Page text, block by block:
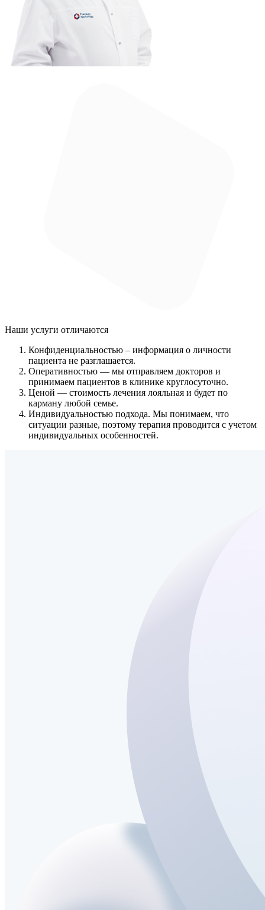
Наши услуги отличаются
Конфиденциальностью – информация о личности
пациента не разглашается.
Оперативностью — мы отправляем докторов и
принимаем пациентов в клинике круглосуточно.
Ценой — стоимость лечения лояльная и будет по
карману любой семье.
Индивидуальностью подхода. Мы понимаем, что
ситуации разные, поэтому терапия проводится с учетом
индивидуальных особенностей.